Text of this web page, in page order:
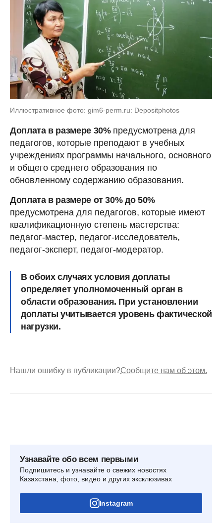
Иллюстративное фото: gim6-perm.ru: Depositphotos
Доплата в размере 30%предусмотрена для
педагогов, которые преподают в учебных
учреждениях программы начального, основного
и общего среднего образования по
обновленному содержанию образования.
Доплата в размере от 30% до 50%
предусмотрена для педагогов, которые имеют
квалификационную степень мастерства:
педагог-мастер, педагог-исследователь,
педагог-эксперт, педагог-модератор.
В обоих случаях условия доплаты
определяет уполномоченный орган в
области образования. При установлении
доплаты учитывается уровень фактической
нагрузки.
Нашли ошибку в публикации?Сообщите нам об этом.
Узнавайте обо всем первыми
Подпишитесь и узнавайте о свежих новостях
Казахстана, фото, видео и других эксклюзивах
Instagram